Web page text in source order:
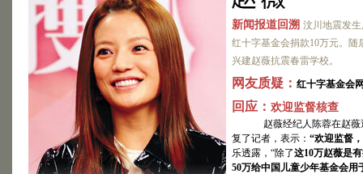
新闻报道回溯 汶川地震发
红十字基金会捐款10万元。随
兴建赵薇抗震春雷学校。
网友质疑： 红十字基金会
回应： 欢迎监督核查
赵薇经纪人陈蓉在赵薇遭
复了记者，表示： “欢迎监督
乐透露，“除了这10万赵薇是
50万给中国儿童少年基金会